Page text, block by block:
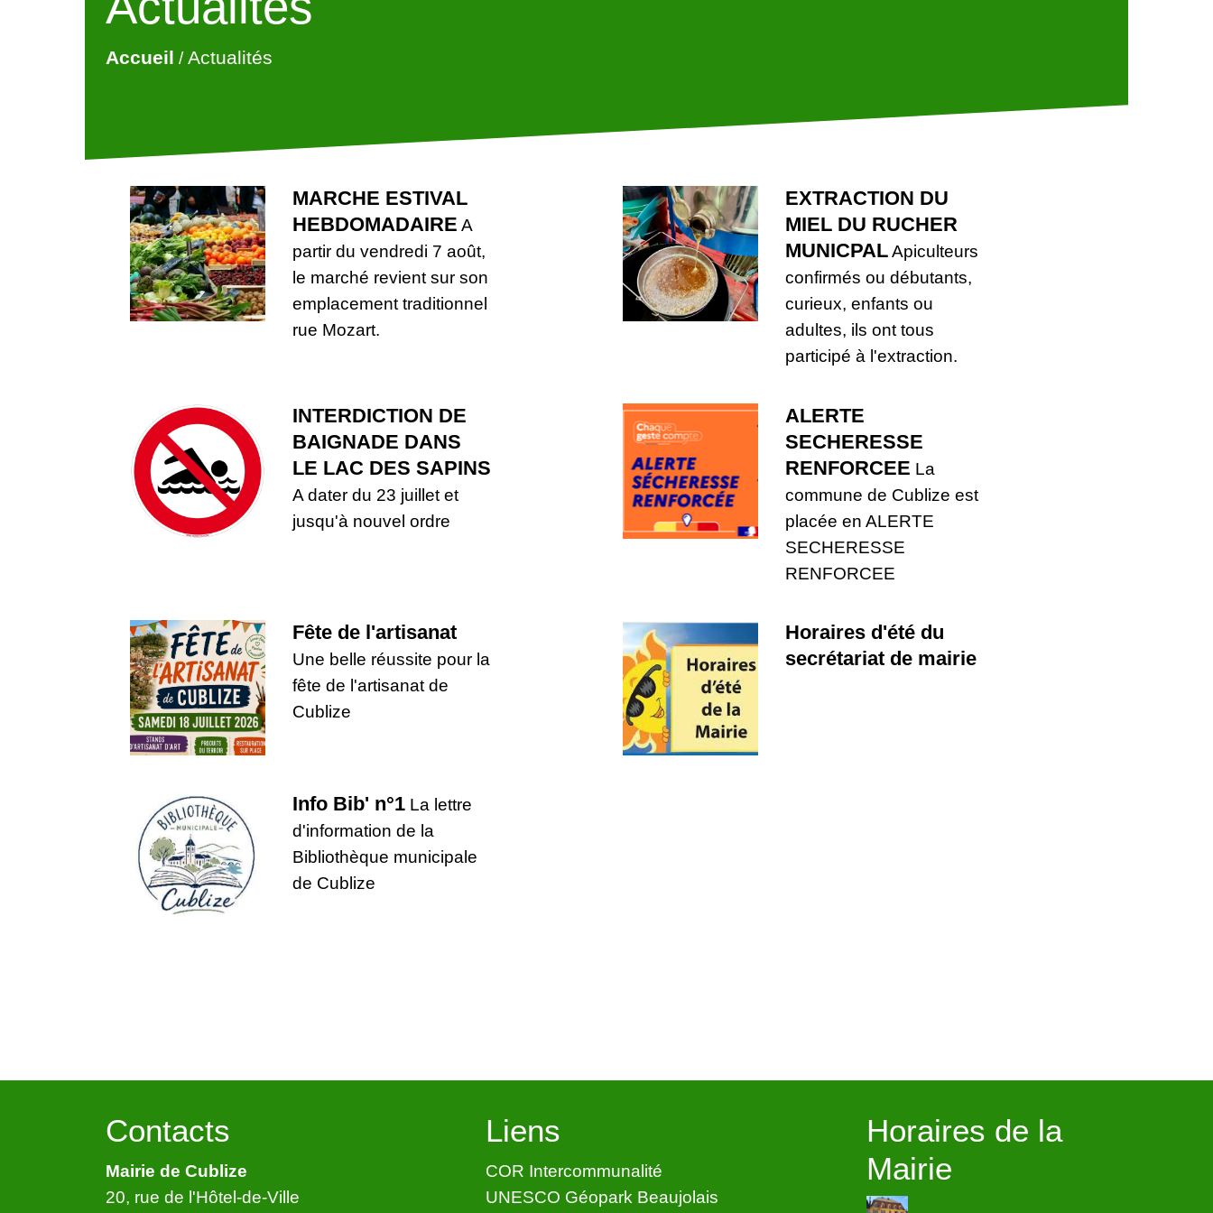
Accueil /Actualités
MARCHE ESTIVAL
HEBDOMADAIRE A
partir du vendredi 7 août,
le marché revient sur son
emplacement traditionnel
rue Mozart.
EXTRACTION DU
MIEL DU RUCHER
MUNICPAL Apiculteurs
confirmés ou débutants,
curieux, enfants ou
adultes, ils ont tous
participé à l'extraction.
INTERDICTION DE
BAIGNADE DANS
LE LAC DES SAPINS
A dater du 23 juillet et
jusqu'à nouvel ordre
ALERTE
SECHERESSE
RENFORCEE La
commune de Cublize est
placée en ALERTE
SECHERESSE
RENFORCEE
Fête de l'artisanat
Une belle réussite pour la
fête de l'artisanat de
Cublize
Horaires d'été du
secrétariat de mairie
Info Bib' n°1 La lettre
d'information de la
Bibliothèque municipale
de Cublize
Contacts
Mairie de Cublize
20, rue de l'Hôtel-de-Ville
Liens
COR Intercommunalité
UNESCO Géopark Beaujolais
Horaires de la
Mairie